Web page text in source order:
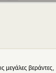
μεγάλες βεράντες,